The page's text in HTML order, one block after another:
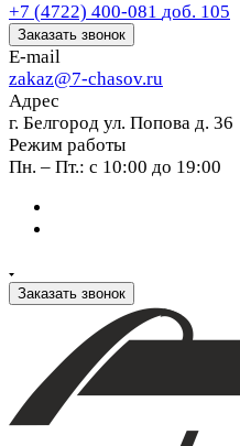
+7 (4722) 400-081 доб. 105
Заказать звонок
E-mail
zakaz@7-chasov.ru
Адрес
г. Белгород ул. Попова д. 36
Режим работы
Пн. – Пт.: с 10:00 до 19:00
Заказать звонок